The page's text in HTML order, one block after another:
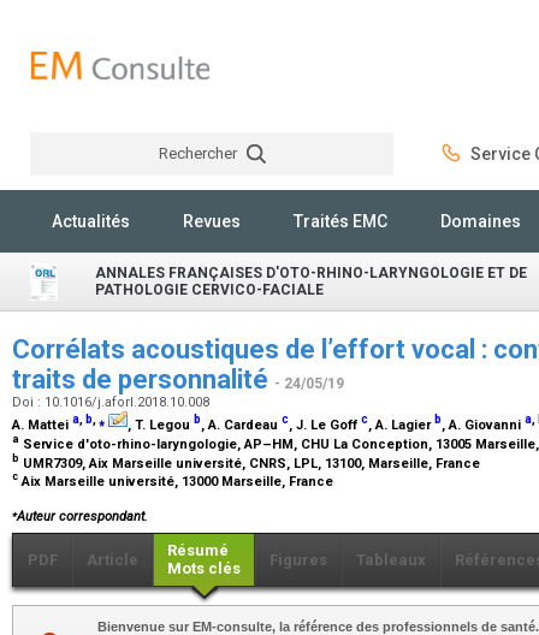
Rechercher Service
Actualités Revues Traités EMC Domaines
ANNALES FRANÇAISES D'OTO-RHINO-LARYNGOLOGIE ET DE
PATHOLOGIE CERVICO-FACIALE
Corrélats acoustiques de l’effort vocal :
traits de personnalité - 24/05/19
Doi : 10.1016/j.aforl.2018.10.008
A. Mattei a, b,⁎ , T. Legou b, A. Cardeau c, J. Le Goff c, A. Lagier b, A. Giovanni a,
a Service d'oto-rhino-laryngologie, AP–HM, CHU La Conception, 13005
b UMR7309, Aix Marseille université, CNRS, LPL, 13100, Marseille, France
c Aix Marseille université, 13000 Marseille, France
⁎Auteur correspondant.
PDF Article
Résumé
Mots clés
Figures Tableaux
Bienvenue sur EM-consulte, la référence des professionnels de santé.